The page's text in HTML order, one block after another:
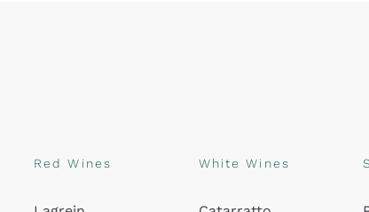
Red Wines White Wines